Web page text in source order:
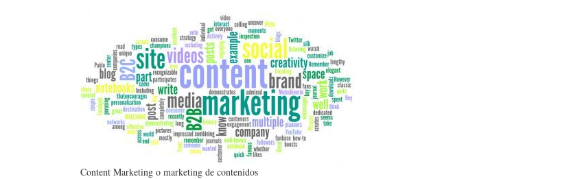
Content Marketing o marketing de contenidos